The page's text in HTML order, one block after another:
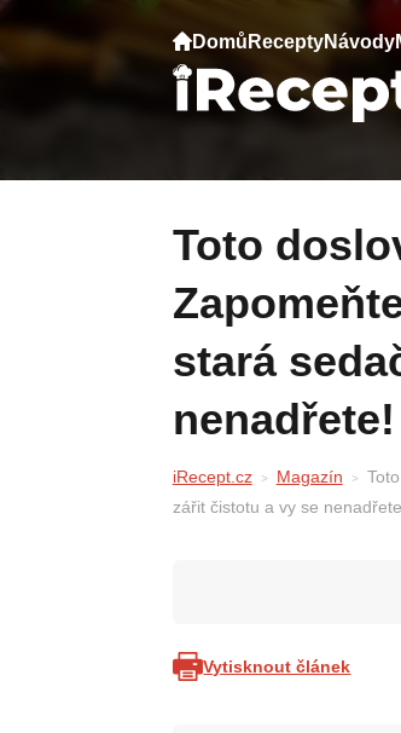
Domů ReceptyNávody
Toto doslova vytáhne i starou špínu:
stará
nenadřete!
iRecept.cz Magazín
zářit čistotu a vy se
Vytisknout článek